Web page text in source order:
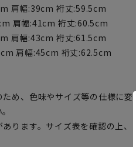
肩幅:39cm 裄丈:59.5cm
肩幅:41cm 裄丈:60.5cm
肩幅:43cm 裄丈:61.5cm
肩幅:45cm 裄丈:62.5cm
め、色味やサイズ等の仕様に変
ります。サイズ表を確認の上